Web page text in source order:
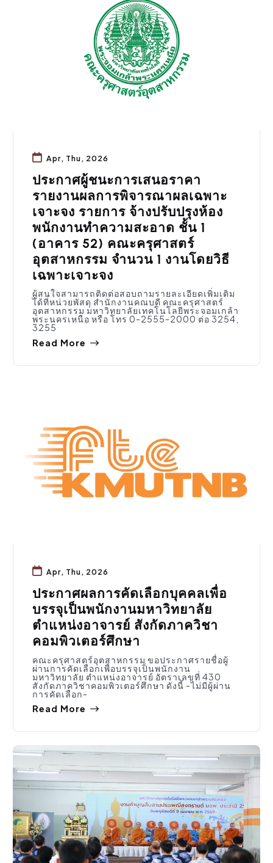
Apr, Thu, 2026
ประกาศผู้ชนะการเสนอราคา
รายงานผลการพิจารณาผลเฉพาะ
เจาะจง รายการ จ้างปรับปรุงห้อง
พนักงานทำความสะอาด ชั้น 1
(อาคาร 52) คณะครุศาสตร์
อุตสาหกรรม จำนวน 1 งานโดยวิธี
เฉพาะเจาะจง
ผู้สนใจสามารถติดต่อสอบถามรายละเอียดเพิ่มเติม
ได้ที่หน่วยพัสดุ สำนักงานคณบดี คณะครุศาสตร์
อุตสาหกรรม มหาวิทยาลัยเทคโนโลยีพระจอมเกล้า
พระนครเหนือ หรือ โทร 0-2555-2000 ต่อ 3254,
3255
Read More
Apr, Thu, 2026
ประกาศผลการคัดเลือกบุคคลเพื่อ
บรรจุเป็นพนักงานมหาวิทยาลัย
ตำแหน่งอาจารย์ สังกัดภาควิชา
คอมพิวเตอร์ศึกษา
คณะครุศาสตร์อุตสาหกรรม ขอประกาศรายชื่อผู้
ผ่านการคัดเลือกเพื่อบรรจุเป็นพนักงาน
มหาวิทยาลัย ตำแหน่งอาจารย์ อัตราเลขที่ 430
สังกัดภาควิชาคอมพิวเตอร์ศึกษา ดังนี้ -ไม่มีผู้ผ่าน
การคัดเลือก-
Read More
กิจกรรมคณะ,ประชาสัมพันธ์